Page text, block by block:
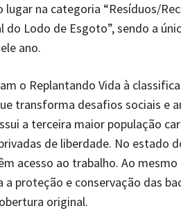
lugar na categoria “Resíduos/
do Lodo de Esgoto”, sendo a
ano.
o Replantando Vida à
transforma desafios sociais e
a terceira maior população
de liberdade. No estado
acesso ao trabalho. Ao
a proteção e conservação das
original.